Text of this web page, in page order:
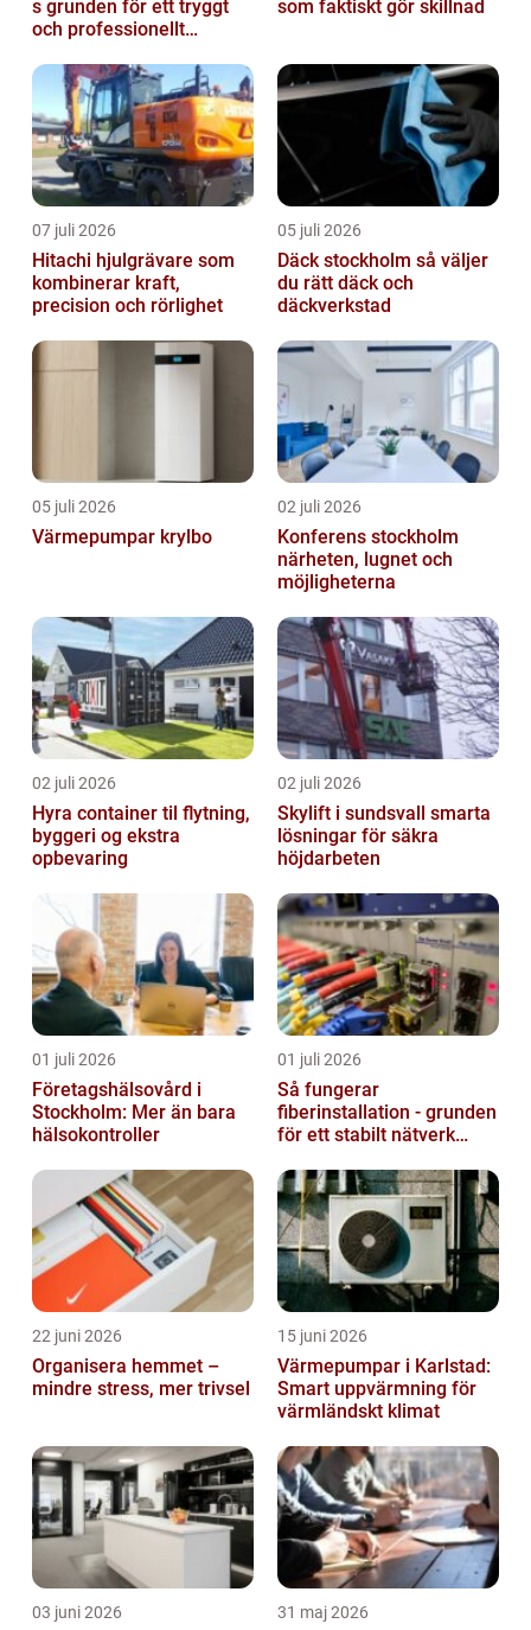
s grunden för ett tryggt
och professionellt
som faktiskt gör skillnad
07 juli 2026
Hitachi hjulgrävare som
kombinerar kraft,
precision och rörlighet
05 juli 2026
Däck stockholm så väljer
du rätt däck och
däckverkstad
05 juli 2026
Värmepumpar krylbo
02 juli 2026
Konferens stockholm
närheten, lugnet och
möjligheterna
02 juli 2026
Hyra container til flytning,
byggeri og ekstra
opbevaring
02 juli 2026
Skylift i sundsvall smarta
lösningar för säkra
höjdarbeten
01 juli 2026
Företagshälsovård i
Stockholm: Mer än bara
hälsokontroller
01 juli 2026
Så fungerar
fiberinstallation - grunden
för ett stabilt nätverk
22 juni 2026
Organisera hemmet –
mindre stress, mer trivsel
15 juni 2026
Värmepumpar i Karlstad:
Smart uppvärmning för
värmländskt klimat
03 juni 2026 31 maj 2026